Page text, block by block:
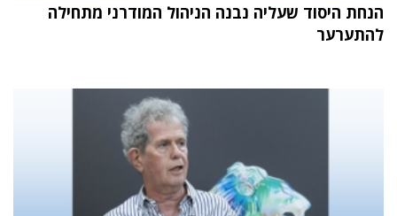
הנחת היסוד שעליה נבנה הניהול המודרני מתחילה
להתערער